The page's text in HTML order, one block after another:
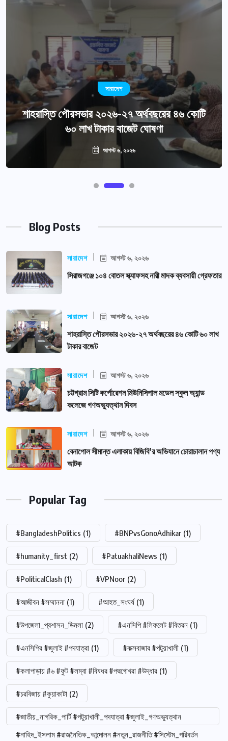
সারাদেশ
শাহরাস্তি পৌরসভার ২০২৬-২৭ অর্থবছরের ৪৬ কোটি
৬০ লাখ টাকার বাজেট ঘোষণা
আগস্ট ৬, ২০২৬
Blog Posts
সারাদেশ আগস্ট ৬, ২০২৬
সিরাজগঞ্জে ১০৪ বোতল স্ক্যাফসহ নারী মাদক ব্যবসায়ী গ্রেফতার
সারাদেশ আগস্ট ৬, ২০২৬
শাহরাস্তি পৌরসভার ২০২৬-২৭ অর্থবছরের ৪৬ কোটি ৬০ লাখ
টাকার বাজেট
সারাদেশ আগস্ট ৬, ২০২৬
চট্টগ্রাম সিটি কর্পোরেশন মিউনিসিপাল মডেল স্কুল অ্যান্ড
কলেজে গণঅভ্যুত্থান দিবস
সারাদেশ আগস্ট ৬, ২০২৬
বেনাপোল সীমান্ত এলাকায় বিজিবি’র অভিযানে চোরাচালান পণ্য
আটক
Popular Tag
#BangladeshPolitics (1) #BNPvsGonoAdhikar (1)
#humanity_first (2) #PatuakhaliNews (1)
#PoliticalClash (1) #VPNoor (2)
#আজীবন #সম্মাননা (1) #আহত_সংঘর্ষ (1)
#উপজেলা_প্রশাসন_ডিমলা (2) #এনসিপি #লিফলেট #বিতরন (1)
#এনসিপির #জুলাই #পদযাত্রা (1) #কক্সবাজার #পটুয়াখালী (1)
#কলাপাড়ায় #৬ #ফুট #লম্বা #বিষধর #পদ্মগোখরা #উদ্ধার (1)
#চরবিজায় #কুয়াকাটা (2)
#জাতীয়_নাগরিক_পার্টি #পটুয়াখালী_পদযাত্রা #জুলাই_গণঅভ্যুত্থান
#নাহিদ_ইসলাম #রাজনৈতিক_আন্দোলন #নতুন_রাজনীতি #সিস্টেম_পরিবর্তন